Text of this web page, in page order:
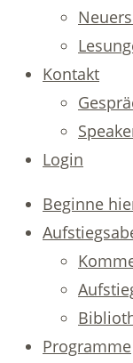
Kontakt
Login
Beginne
Programme